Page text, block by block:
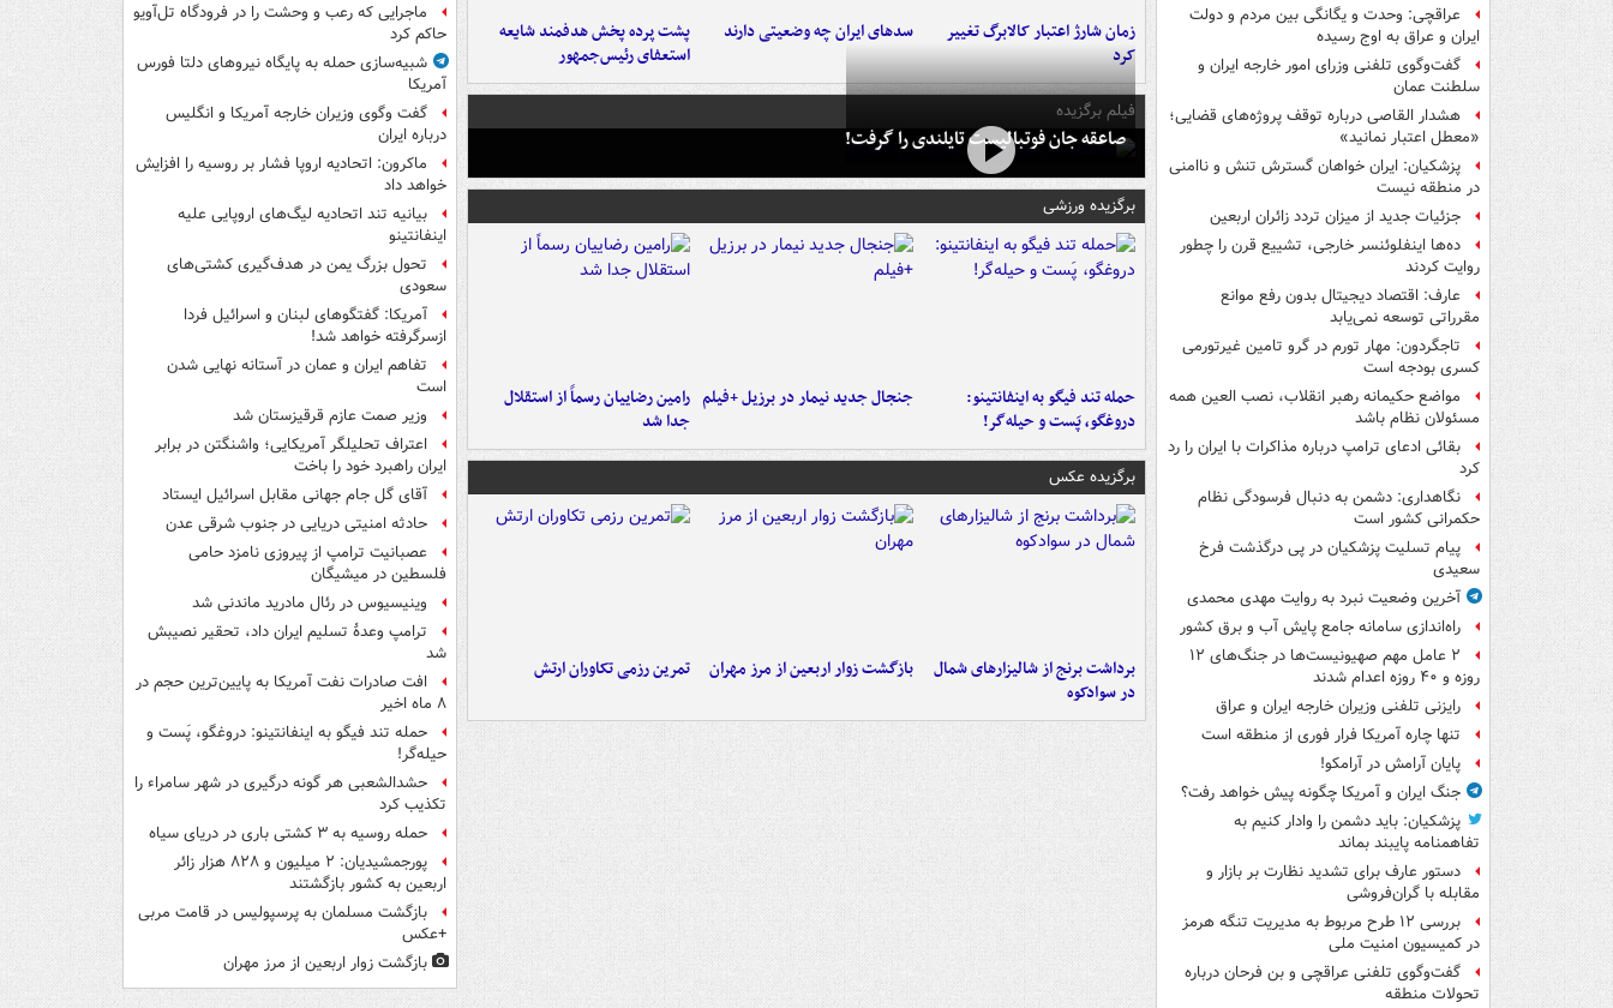
عراقچی: وحدت و یگانگی بین مردم و دولت
ایران و عراق به اوج رسیده
گفت‌وگوی تلفنی وزرای امور خارجه ایران و
سلطنت عمان
هشدار القاصی درباره توقف پروژه‌های قضایی؛
«معطل اعتبار نمانید»
پزشکیان: ایران خواهان گسترش تنش و ناامنی
در منطقه نیست
جزئیات جدید از میزان تردد زائران اربعین
ده‌ها اینفلوئنسر خارجی، تشییع قرن را چطور
روایت کردند
عارف: اقتصاد دیجیتال بدون رفع موانع
مقرراتی توسعه نمی‌یابد
تاجگردون: مهار تورم در گرو تامین غیرتورمی
کسری بودجه است
مواضع حکیمانه رهبر انقلاب، نصب العین همه
مسئولان نظام باشد
بقائی ادعای ترامپ درباره مذاکرات با ایران را رد
کرد
نگاهداری: دشمن به دنبال فرسودگی نظام
حکمرانی کشور است
پیام تسلیت پزشکیان در پی درگذشت فرخ
سعیدی
آخرین وضعیت نبرد به روایت مهدی محمدی
راه‌اندازی سامانه جامع پایش آب و برق کشور
۲ عامل مهم صهیونیست‌ها در جنگ‌های ۱۲
روزه و ۴۰ روزه اعدام شدند
رایزنی تلفنی وزیران خارجه ایران و عراق
تنها چاره آمریکا فرار فوری از منطقه است
پایان آرامش در آرامکو!
جنگ ایران و آمریکا چگونه پیش خواهد رفت؟
پزشکیان: باید دشمن را وادار کنیم به
تفاهم‎نامه پایبند بماند
دستور عارف برای تشدید نظارت بر بازار و
مقابله با گران‌فروشی
بررسی ۱۲ طرح مربوط به مدیریت تنگه هرمز
در کمیسیون امنیت ملی
گفت‌وگوی تلفنی عراقچی و بن فرحان درباره
تحولات منطقه
زمان شارژ اعتبار کالابرگ تغییر
کرد
سدهای ایران چه وضعیتی دارند
پشت پرده پخش هدفمند شایعه
استعفای رئیس‌جمهور
فیلم برگزیده
صاعقه جان فوتبالیست تایلندی را گرفت!
برگزیده ورزشی
حمله تند فیگو به اینفانتینو:
دروغگو، پَست‌ و حیله‌گر!
جنجال جدید نیمار در برزیل +فیلم رامین رضاییان رسماً از استقلال
جدا شد
برگزیده عکس
برداشت برنج از شالیزارهای شمال
در سوادکوه
بازگشت زوار اربعین از مرز مهران تمرین رزمی تکاوران ارتش
ماجرایی که رعب و وحشت را در فرودگاه تل‌آویو
حاکم کرد
شبیه‌سازی حمله به پایگاه نیروهای دلتا فورس
آمریکا
گفت وگوی وزیران خارجه آمریکا و انگلیس
درباره ایران
ماکرون: اتحادیه اروپا فشار بر روسیه را افزایش
خواهد داد
بیانیه تند اتحادیه لیگ‌های اروپایی علیه
اینفانتینو
تحول بزرگ یمن در هدف‌گیری کشتی‌های
سعودی
آمریکا: گفتگوهای لبنان و اسرائیل فردا
ازسرگرفته خواهد شد!
تفاهم ایران و عمان در آستانه نهایی شدن
است
وزیر صمت عازم قرقیزستان شد
اعتراف تحلیلگر آمریکایی؛ واشنگتن در برابر
ایران راهبرد خود را باخت
آقای گل جام جهانی مقابل اسرائیل ایستاد
حادثه امنیتی دریایی در جنوب شرقی عدن
عصبانیت ترامپ از پیروزی نامزد حامی
فلسطین در میشیگان
وینیسیوس در رئال مادرید ماندنی شد
ترامپ وعدۀ تسلیم ایران داد، تحقیر نصیبش
شد
افت صادرات نفت آمریکا به پایین‌ترین حجم در
۸ ماه اخیر
حمله تند فیگو به اینفانتینو: دروغگو، پَست‌ و
حیله‌گر!
حشدالشعبی هر گونه درگیری در شهر سامراء را
تکذیب کرد
حمله روسیه به ۳ کشتی باری در دریای سیاه
پورجمشیدیان: ۲ میلیون و ۸۲۸ هزار زائر
اربعین به کشور بازگشتند
بازگشت مسلمان به پرسپولیس در قامت مربی
+عکس
بازگشت زوار اربعین از مرز مهران